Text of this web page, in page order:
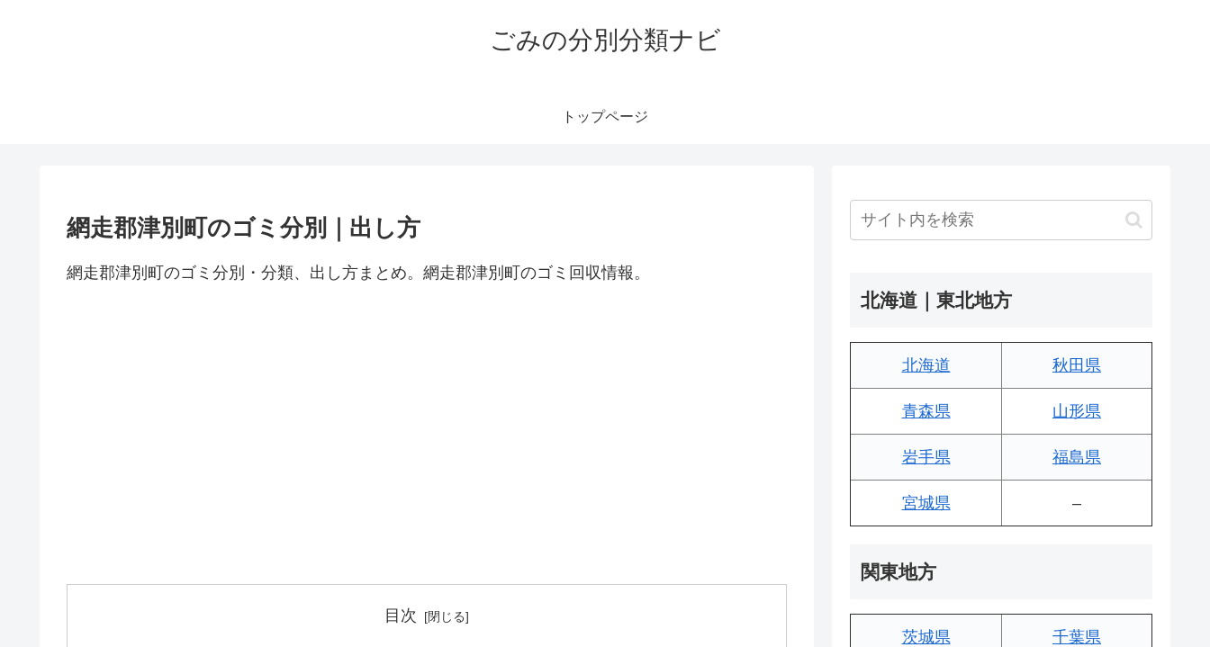
ごみの分別分類ナビ
トップページ
網走郡津別町のゴミ分別｜出し方
網走郡津別町のゴミ分別・分類、出し方まとめ。網走郡津別町のゴミ回収情報。
目次
北海道｜東北地方
北海道 秋田県
青森県 山形県
岩手県 福島県
宮城県 –
関東地方
茨城県 千葉県